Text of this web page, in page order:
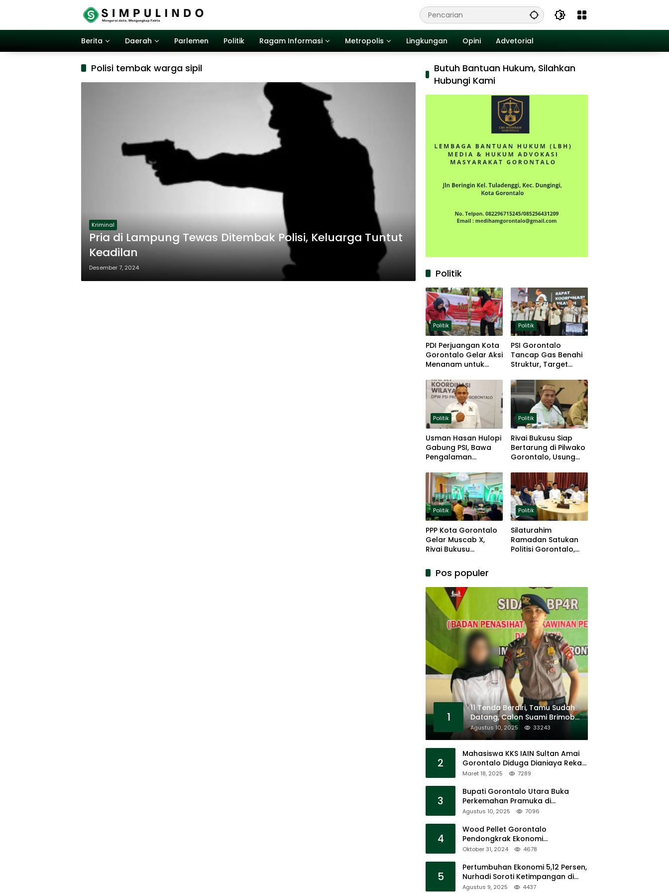
Berita
Daerah Parlemen Politik Ragam Informasi Metropolis Lingkungan Opini Advetorial
Polisi tembak warga sipil
Kriminal
Pria di Lampung Tewas Ditembak Polisi, Keluarga Tuntut
Keadilan
Desember 7, 2024
Butuh Bantuan Hukum, Silahkan
Hubungi Kami
Politik
Politik
PDI Perjuangan Kota
Gorontalo Gelar Aksi
Menanam untuk
Politik
PSI Gorontalo
Tancap Gas Benahi
Struktur, Target
Politik
Usman Hasan Hulopi
Gabung PSI, Bawa
Pengalaman
Akar Rumput
Politik
Rivai Bukusu Siap
Bertarung di Pilwako
Gorontalo, Usung
Loyalitas Politik
Politik
PPP Kota Gorontalo
Gelar Muscab X,
Rivai Bukusu
Lanjutkan
Kepemimpinan
Politik
Silaturahim
Ramadan Satukan
Politisi Gorontalo,
Pos populer
1
11 Tenda Berdiri, Tamu Sudah
Datang, Calon Suami Brimob
Tak Pernah Muncul
Agustus 10, 2025 33243
2
Mahasiswa KKS IAIN Sultan Amai
Gorontalo Diduga Dianiaya Rekan
Sendiri di Popayato Barat
Maret 18, 2025 7289
3
Bupati Gorontalo Utara Buka
Perkemahan Pramuka di
Sumalata
Agustus 10, 2025 7096
4
Wood Pellet Gorontalo
Pendongkrak Ekonomi
Masyarakat Dan Mendorong
Oktober 31, 2024 4678
5
Pertumbuhan Ekonomi 5,12 Persen,
Nurhadi Soroti Ketimpangan di
Lapangan
Agustus 9, 2025 4437